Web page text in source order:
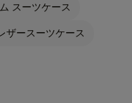
スーツケース
ザースーツケース